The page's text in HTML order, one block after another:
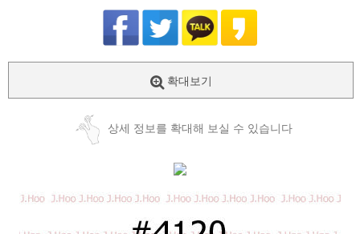
확대보기
상세 정보를 확대해 보실 수 있습니다